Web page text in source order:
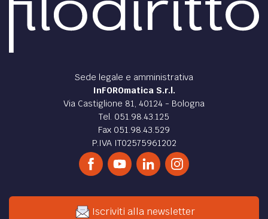
Sede legale e amministrativa
InFOROmatica S.r.l.
Via Castiglione 81, 40124 - Bologna
Tel. 051.98.43.125
Fax 051.98.43.529
P.IVA IT02575961202
Iscriviti alla newsletter